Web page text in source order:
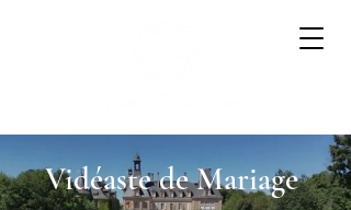
Vidéaste de Mariage